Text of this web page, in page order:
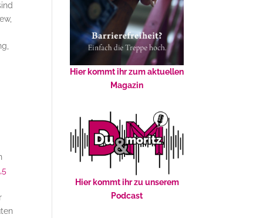
Hier kommt ihr zum aktuellen
Magazin
Hier kommt ihr zu unserem
Podcast